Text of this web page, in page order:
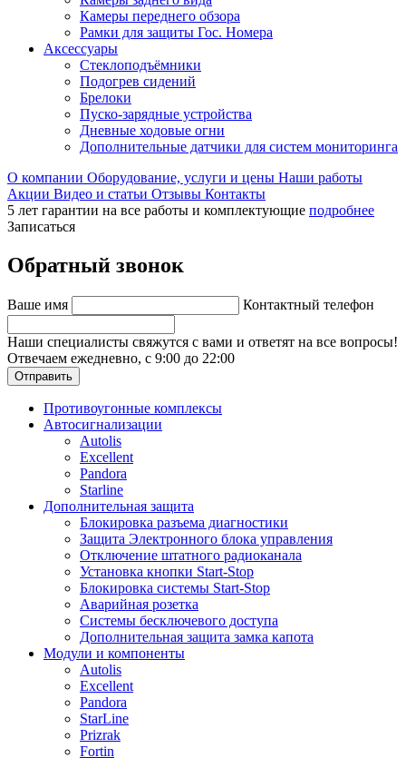
Камеры переднего обзора
Рамки для защиты Гос. Номера
Аксессуары
Стеклоподъёмники
Подогрев сидений
Брелоки
Пуско-зарядные устройства
Дневные ходовые огни
Дополнительные датчики для систем мониторинга
О компании Оборудование, услуги и цены Наши работы
Акции Видео и статьи Отзывы Контакты
5 лет гарантии на все работы и комплектующие подробнее
Записаться
Обратный звонок
Ваше имя Контактный телефон
Наши специалисты свяжутся с вами и ответят на все вопросы!
Отвечаем ежедневно, с 9:00 до 22:00
Отправить
Противоугонные комплексы
Автосигнализации
Autolis
Excellent
Pandora
Starline
Дополнительная защита
Блокировка разъема диагностики
Защита Электронного блока управления
Отключение штатного радиоканала
Установка кнопки Start-Stop
Блокировка системы Start-Stop
Аварийная розетка
Системы бесключевого доступа
Дополнительная защита замка капота
Модули и компоненты
Autolis
Excellent
Pandora
StarLine
Prizrak
Fortin